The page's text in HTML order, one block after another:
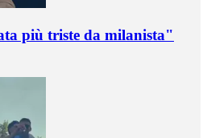
più triste da milanista"